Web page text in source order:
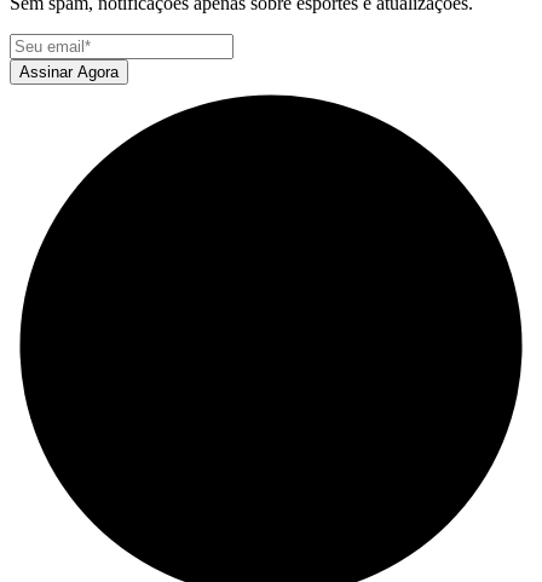
Assinar Agora